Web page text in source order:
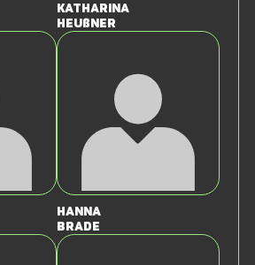
Katharina
Heußner
Hanna
Brade